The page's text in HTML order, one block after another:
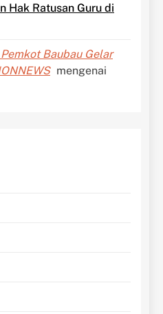
Hak Ratusan Guru di
Baubau Gelar
mengenai